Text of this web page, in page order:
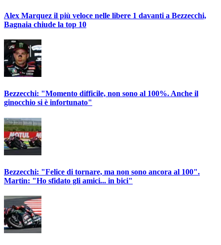
Alex Marquez il più veloce nelle libere 1 davanti a Bezzecchi,
Bagnaia chiude la top 10
Bezzecchi: "Momento difficile, non sono al 100%. Anche il
ginocchio si è infortunato"
Bezzecchi: "Felice di tornare, ma non sono ancora al 100".
Martin: "Ho sfidato gli amici... in bici"